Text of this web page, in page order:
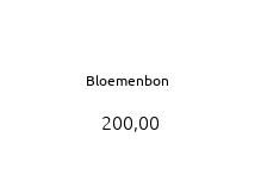
Bloemenbon
200,00